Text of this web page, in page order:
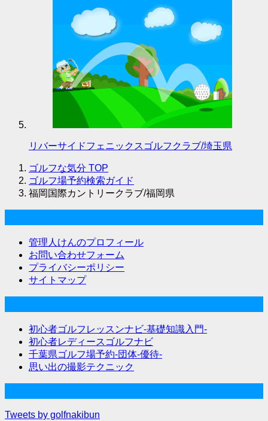
リバーサイドフェニックスゴルフクラブ/埼玉県
ゴルフな気分 TOP
ゴルフ場予約検索ガイド
福岡国際カントリークラブ/福岡県
管理人けんのプロフィール
お問い合わせフォーム
プライバシーポリシー
サイトマップ
初心者ゴルフレッスンナビ-基礎知識入門-
初心者レディースゴルフナビ
千葉県ゴルフ場予約-団体-優待-
思い出の撮影テクニック
Tweets by golfnakibun